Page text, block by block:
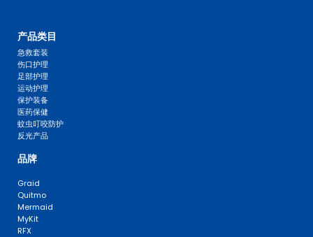
产品类目
急救套装
伤口护理
足部护理
运动护理
保护装备
医药保健
蚊虫叮咬防护
反光产品
品牌
Graid
Quitmo
Mermaid
MyKit
RFX